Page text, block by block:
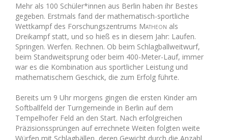
Mehr als 100 Schüler*innen aus Berlin haben ihr Bestes
gegeben. Erstmals fand der mathematisch-sportliche
Wettkampf des Forschungszentrums Matheon als
Dreikampf statt, und so hieß es in diesem Jahr: Laufen.
Springen. Werfen. Rechnen. Ob beim Schlagballweitwurf,
beim Standweitsprung oder beim 400-Meter-Lauf, immer
war es die Kombination aus sportlicher Leistung und
mathematischem Geschick, die zum Erfolg führte.
Bereits um 9 Uhr morgens gingen die ersten Kinder am
Softballfeld der Turngemeinde in Berlin auf dem
Tempelhofer Feld an den Start. Nach erfolgreichen
Präzisionssprüngen auf errechnete Weiten folgten weite
Würfen mit Schlagbällen, deren Gewicht durch die Anzahl